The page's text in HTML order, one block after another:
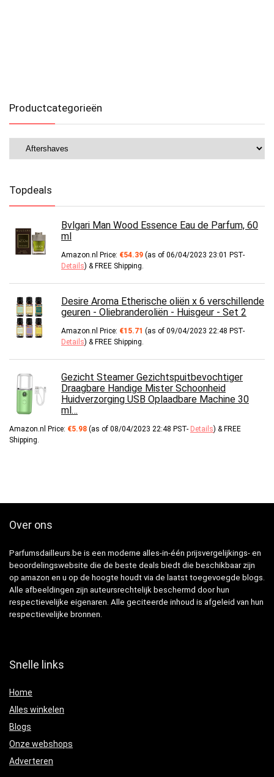
Productcategorieën
Topdeals
Bvlgari Man Wood Essence Eau de Parfum, 60
ml
Amazon.nl Price: €54.39 (as of 06/04/2023 23:01 PST-
Details) &FREE Shipping.
Desire Aroma Etherische oliën x 6 verschillende
geuren - Oliebranderoliën - Huisgeur - Set 2
Amazon.nl Price: €15.71 (as of 09/04/2023 22:48 PST-
Details) &FREE Shipping.
Gezicht Steamer Gezichtspuitbevochtiger
Draagbare Handige Mister Schoonheid
Huidverzorging USB Oplaadbare Machine 30
ml…
Amazon.nl Price: €5.98 (as of 08/04/2023 22:48 PST- Details) &FREE
Shipping.
Over ons
Parfumsdailleurs.be is een moderne alles-in-één prijsvergelijkings- en
beoordelingswebsite die de beste deals biedt die beschikbaar zijn
op amazon en u op de hoogte houdt via de laatst toegevoegde blogs.
Alle afbeeldingen zijn auteursrechtelijk beschermd door hun
respectievelijke eigenaren. Alle geciteerde inhoud is afgeleid van hun
respectievelijke bronnen.
Snelle links
Home
Alles winkelen
Blogs
Onze webshops
Adverteren